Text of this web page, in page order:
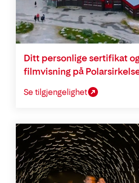
Ditt personlige sertifikat
filmvisning på
Se tilgjengelighet